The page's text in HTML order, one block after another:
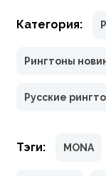
Категория:
Рингтоны
Русские
Тэги: MONA